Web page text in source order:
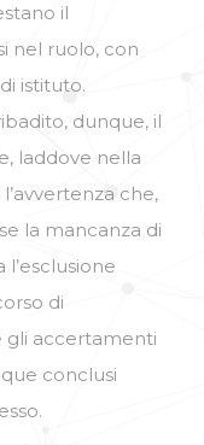
il
nel ruolo, con
istituto.
dunque, il
laddove nella
che,
la mancanza di
di
gli accertamenti
conclusi